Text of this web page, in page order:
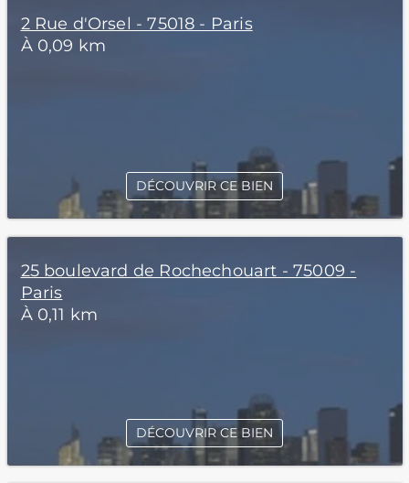
2 Rue d'Orsel - 75018 - Paris
À 0,09 km
DÉCOUVRIR CE BIEN
25 boulevard de Rochechouart - 75009 -
Paris
À 0,11 km
DÉCOUVRIR CE BIEN